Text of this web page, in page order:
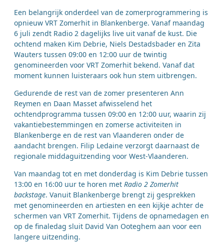
Een belangrijk onderdeel van de zomerprogrammering is
opnieuw VRT Zomerhit in Blankenberge. Vanaf maandag
6 juli zendt Radio 2 dagelijks live uit vanaf de kust. Die
ochtend maken Kim Debrie, Niels Destadsbader en Zita
Wauters tussen 09:00 en 12:00 uur de twintig
genomineerden voor VRT Zomerhit bekend. Vanaf dat
moment kunnen luisteraars ook hun stem uitbrengen.
Gedurende de rest van de zomer presenteren Ann
Reymen en Daan Masset afwisselend het
ochtendprogramma tussen 09:00 en 12:00 uur, waarin zij
vakantiebestemmingen en zomerse activiteiten in
Blankenberge en de rest van Vlaanderen onder de
aandacht brengen. Filip Ledaine verzorgt daarnaast de
regionale middaguitzending voor West-Vlaanderen.
Van maandag tot en met donderdag is Kim Debrie tussen
13:00 en 16:00 uur te horen met Radio 2 Zomerhit
backstage. Vanuit Blankenberge brengt zij gesprekken
met genomineerden en artiesten en een kijkje achter de
schermen van VRT Zomerhit. Tijdens de opnamedagen en
op de finaledag sluit David Van Ooteghem aan voor een
langere uitzending.